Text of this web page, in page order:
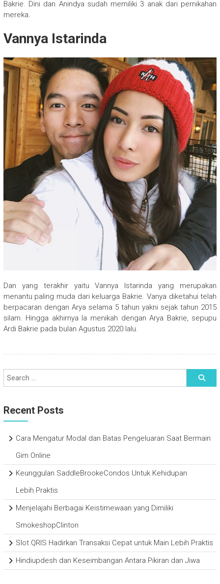
Bakrie. Dini dan Anindya sudah memiliki 3 anak dari pernikahan
mereka.
Vannya Istarinda
Dan yang terakhir yaitu Vannya Istarinda yang merupakan
menantu paling muda dari keluarga Bakrie. Vanya diketahui telah
berpacaran dengan Arya selama 5 tahun yakni sejak tahun 2015
silam. Hingga akhirnya Ia menikah dengan Arya Bakrie, sepupu
Ardi Bakrie pada bulan Agustus 2020 lalu.
Recent Posts
Cara Mengatur Modal dan Batas Pengeluaran Saat Bermain
Gim Online
Keunggulan SaddleBrookeCondos Untuk Kehidupan
Lebih Praktis
Menjelajahi Berbagai Keistimewaan yang Dimiliki
SmokeshopClinton
Slot QRIS Hadirkan Transaksi Cepat untuk Main Lebih Praktis
Hindiupdesh dan Keseimbangan Antara Pikiran dan Jiwa